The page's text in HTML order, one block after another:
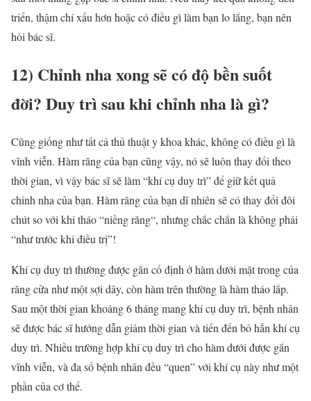
triển, thậm chí xấu hơn hoặc có điều gì làm bạn lo lắng, bạn nên
hỏi bác sĩ.
12) Chỉnh nhaxong sẽ có độ bền suốt
đời? Duy trì sau khi chỉnh nhalà gì?
Cũng giống như tất cả thủ thuật y khoa khác, không có điều gì là
vĩnh viễn. Hàm răng của bạn cũng vậy, nó sẽ luôn thay đổi theo
thời gian, vì vậy bác sĩ sẽ làm “khí cụ duy trì” để giữ kết quả
chỉnh nhacủa bạn. Hàm răng của bạn dĩ nhiên sẽ có thay đổi đôi
chút so với khi tháo “niềng răng“, nhưng chắc chắn là không phải
“như trước khi điều trị”!
Khí cụ duy trì thường được gắn cố định ở hàm dưới mặt trong của
răng cửa như một sợi dây, còn hàm trên thường là hàm tháo lắp.
Sau một thời gian khoảng 6 tháng mang khí cụ duy trì, bệnh nhân
sẽ được bác sĩ hướng dẫn giảm thời gian và tiến đến bỏ hẳn khí cụ
duy trì. Nhiều trường hợp khí cụ duy trì cho hàm dưới được gắn
vĩnh viễn, và đa số bệnh nhân đều “quen” với khí cụ này như một
phần của cơ thể.